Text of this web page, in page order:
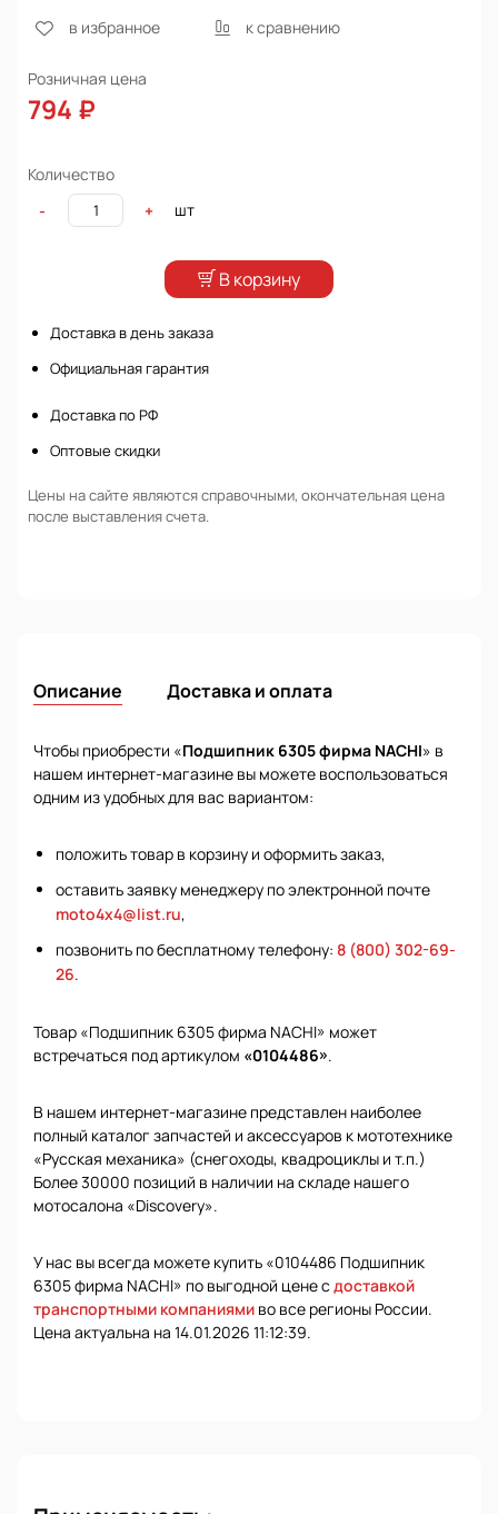
в избранное к сравнению
Розничная цена
794 ₽
Количество
-
+ шт
В корзину
Доставка в день заказа
Официальная гарантия
Доставка по РФ
Оптовые скидки
Цены на сайте являются справочными, окончательная цена
после выставления счета.
Описание Доставка и оплата
Чтобы приобрести «Подшипник 6305 фирма NACHI» в
нашем интернет-магазине вы можете воспользоваться
одним из удобных для вас вариантом:
положить товар в корзину и оформить заказ,
оставить заявку менеджеру по электронной почте
moto4x4@list.ru,
позвонить по бесплатному телефону: 8 (800) 302-69-
26.
Товар «Подшипник 6305 фирма NACHI» может
встречаться под артикулом «0104486».
В нашем интернет-магазине представлен наиболее
полный каталог запчастей и аксессуаров к мототехнике
«Русская механика» (снегоходы, квадроциклы и т.п.)
Более 30000 позиций в наличии на складе нашего
мотосалона «Discovery».
У нас вы всегда можете купить «0104486 Подшипник
6305 фирма NACHI» по выгодной цене с доставкой
транспортными компаниями во все регионы России.
Цена актуальна на 14.01.2026 11:12:39.